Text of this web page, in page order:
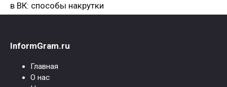
в ВК: способы накрутки
InformGram.ru
Главная
О нас